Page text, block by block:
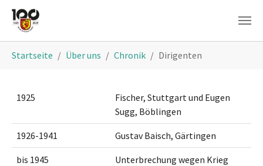
Skip to main content
Startseite Über uns Chronik Dirigenten
1925
Fischer, Stuttgart und Eugen
Sugg, Böblingen
1926-1941 Gustav Baisch, Gärtingen
bis 1945 Unterbrechung wegen Krieg